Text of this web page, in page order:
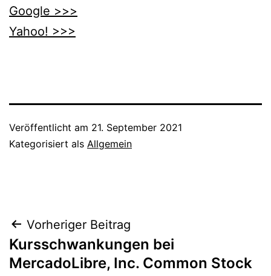
Google >>>
Yahoo! >>>
Veröffentlicht am 21. September 2021
Kategorisiert als Allgemein
Beitragsnavigation
Vorheriger Beitrag
Kursschwankungen bei
MercadoLibre, Inc. Common Stock